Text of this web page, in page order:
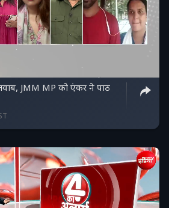
जवाब, JMM MP को एंकर ने पाठ